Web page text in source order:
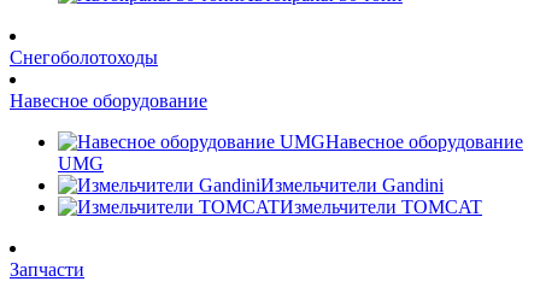
Снегоболотоходы
Навесное оборудование
Навесное оборудование
UMG
Измельчители Gandini
Измельчители TOMCAT
Запчасти